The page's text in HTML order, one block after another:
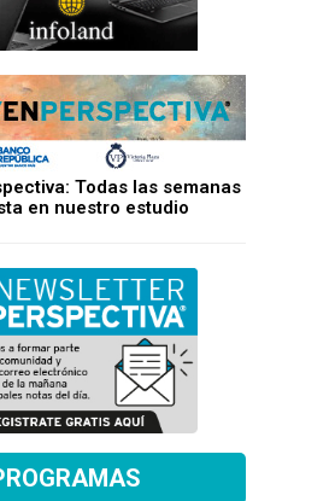
Todas las semanas
en nuestro estudio